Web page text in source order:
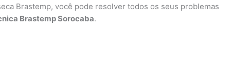
Brastemp, você pode resolver todos os seus problemas
Brastemp Sorocaba.